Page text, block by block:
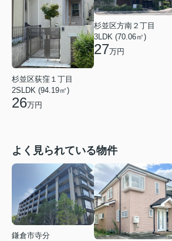
杉並区荻窪１丁目
2SLDK (94.19㎡)
26万円
杉並区方南２丁目
3LDK (70.06㎡)
27万円
よく見られている物件
鎌倉市寺分